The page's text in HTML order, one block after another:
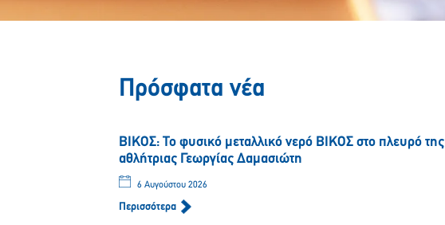
Πρόσφατα νέα
ΒΙΚΟΣ: Το φυσικό μεταλλικό νερό ΒΙΚΟΣ στο πλευρό της
αθλήτριας Γεωργίας Δαμασιώτη
6 Αυγούστου 2026
Περισσότερα